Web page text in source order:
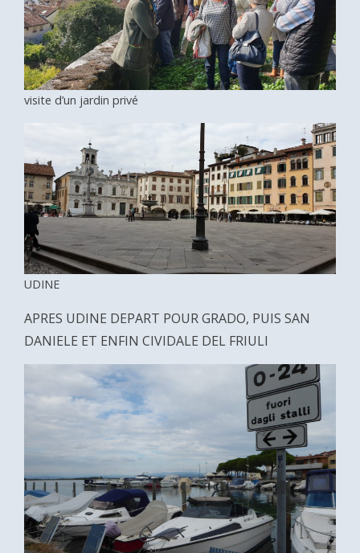
visite d’un jardin privé
UDINE
APRES UDINE DEPART POUR GRADO, PUIS SAN
DANIELE ET ENFIN CIVIDALE DEL FRIULI